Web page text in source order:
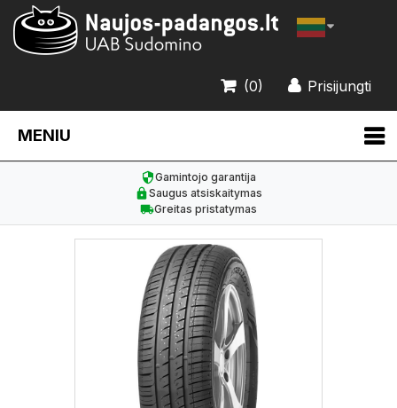
Prisijungti
(0)
MENIU
Gamintojo garantija
Saugus atsiskaitymas
Greitas pristatymas